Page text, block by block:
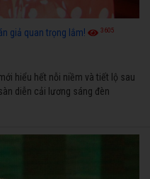
giả quan trọng lắm! 3605
hiểu hết nỗi niềm và tiết lộ sau
diễn cải lương sáng đèn